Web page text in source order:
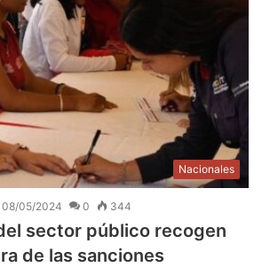
Nacionales
08/05/2024 0 344
sector público recogen
de las sanciones